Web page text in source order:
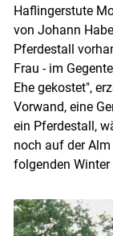
Haflingerstute
von Johann
Pferdestall
Frau - im
Ehe gekostet",
Vorwand, eine
ein Pferdestall,
noch auf der
folgenden